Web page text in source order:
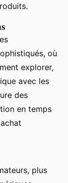
où
explorer,
avec les
des
en temps
plus